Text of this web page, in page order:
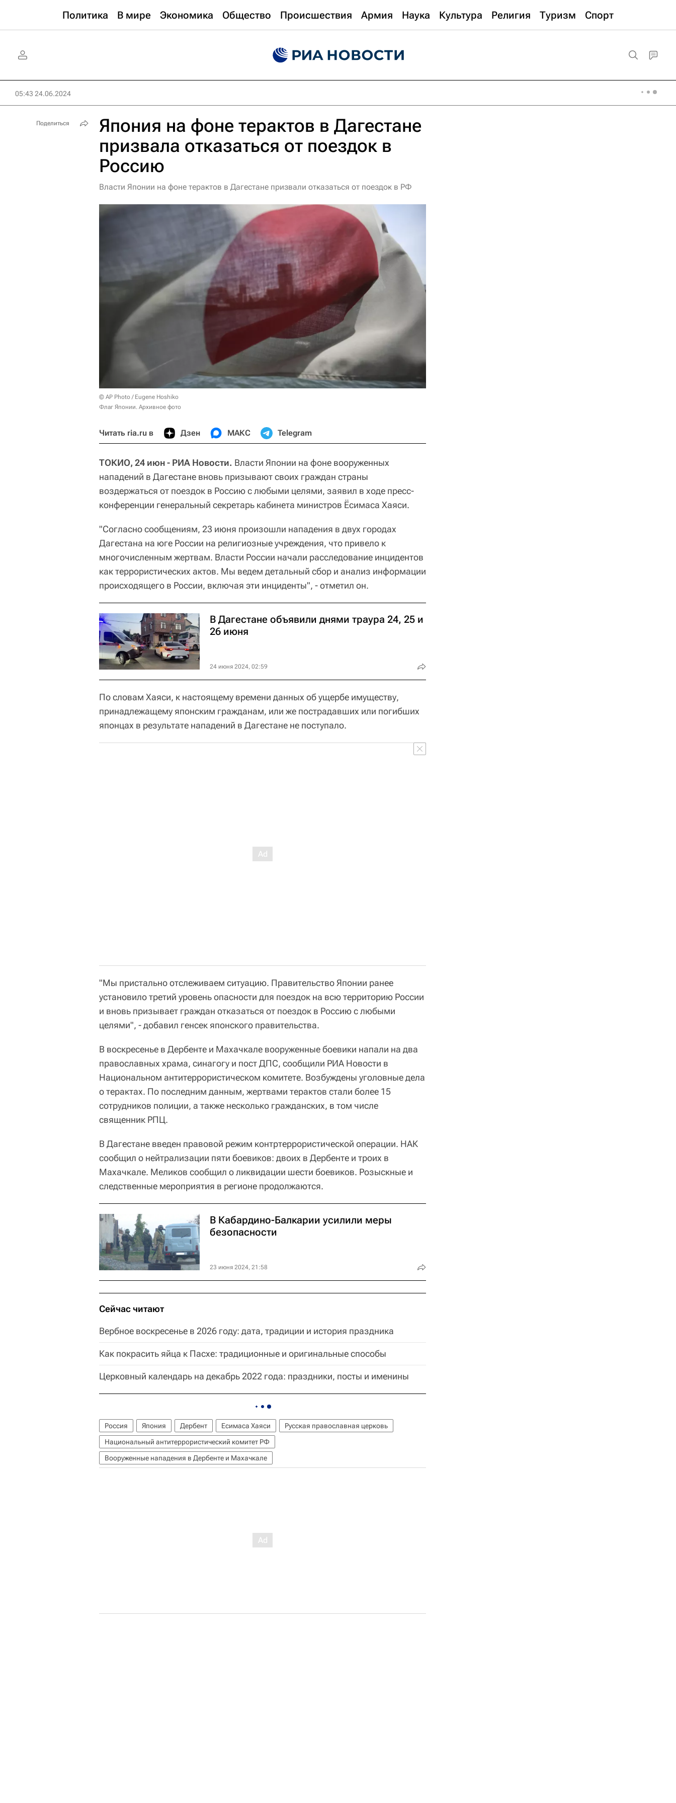
Политика В мире Экономика Общество Происшествия Армия Наука Культура Религия Туризм Спорт
05:43 24.06.2024
Япония на фоне терактов в Дагестане
призвала отказаться от поездок в
Россию
Власти Японии на фоне терактов в Дагестане призвали отказаться от поездок в РФ
© AP Photo / Eugene Hoshiko
Флаг Японии. Архивное фото
Читать ria.ru в Дзен МАКС Telegram
ТОКИО, 24 июн - РИА Новости. Власти Японии на фоне вооруженных
нападений в Дагестане вновь призывают своих граждан страны
воздержаться от поездок в Россию с любыми целями, заявил в ходе пресс-
конференции генеральный секретарь кабинета министров Ёсимаса Хаяси.
"Согласно сообщениям, 23 июня произошли нападения в двух городах
Дагестана на юге России на религиозные учреждения, что привело к
многочисленным жертвам. Власти России начали расследование инцидентов
как террористических актов. Мы ведем детальный сбор и анализ информации
происходящего в России, включая эти инциденты", - отметил он.
В Дагестане объявили днями траура 24, 25 и
26 июня
24 июня 2024, 02:59
По словам Хаяси, к настоящему времени данных об ущербе имуществу,
принадлежащему японским гражданам, или же пострадавших или погибших
японцах в результате нападений в Дагестане не поступало.
"Мы пристально отслеживаем ситуацию. Правительство Японии ранее
установило третий уровень опасности для поездок на всю территорию России
и вновь призывает граждан отказаться от поездок в Россию с любыми
целями", - добавил генсек японского правительства.
В воскресенье в Дербенте и Махачкале вооруженные боевики напали на два
православных храма, синагогу и пост ДПС, сообщили РИА Новости в
Национальном антитеррористическом комитете. Возбуждены уголовные дела
о терактах. По последним данным, жертвами терактов стали более 15
сотрудников полиции, а также несколько гражданских, в том числе
священник РПЦ.
В Дагестане введен правовой режим контртеррористической операции. НАК
сообщил о нейтрализации пяти боевиков: двоих в Дербенте и троих в
Махачкале. Меликов сообщил о ликвидации шести боевиков. Розыскные и
следственные мероприятия в регионе продолжаются.
В Кабардино-Балкарии усилили меры
безопасности
23 июня 2024, 21:58
Сейчас читают
Вербное воскресенье в 2026 году: дата, традиции и история праздника
Как покрасить яйца к Пасхе: традиционные и оригинальные способы
Церковный календарь на декабрь 2022 года: праздники, посты и именины
Россия Япония Дербент Есимаса Хаяси
Русская православная церковь
Национальный антитеррористический комитет РФ
Вооруженные нападения в Дербенте и Махачкале
Поделиться